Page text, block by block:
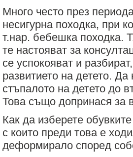
Много често през
несигурна походка, при
т.нар. бебешка походка.
те настояват за
се успокояват и
развитието на детето.
стъпалото на детето до
Това също допринася за
Как да изберете
с които преди това е
деформирало според